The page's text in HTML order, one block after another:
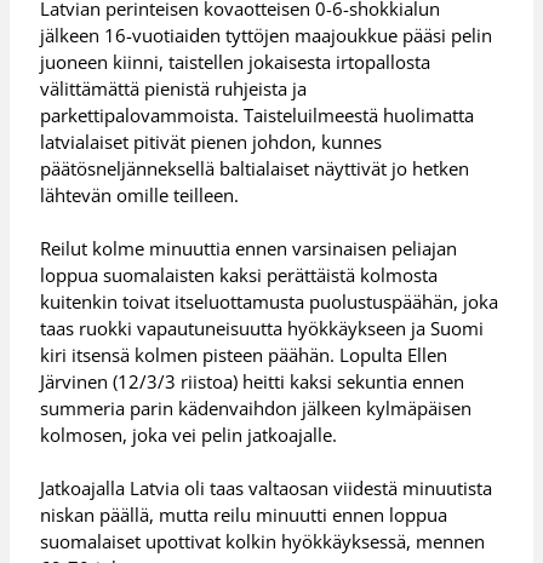
Latvian perinteisen kovaotteisen 0-6-shokkialun
jälkeen 16-vuotiaiden tyttöjen maajoukkue pääsi pelin
juoneen kiinni, taistellen jokaisesta irtopallosta
välittämättä pienistä ruhjeista ja
parkettipalovammoista. Taisteluilmeestä huolimatta
latvialaiset pitivät pienen johdon, kunnes
päätösneljänneksellä baltialaiset näyttivät jo hetken
lähtevän omille teilleen.
Reilut kolme minuuttia ennen varsinaisen peliajan
loppua suomalaisten kaksi perättäistä kolmosta
kuitenkin toivat itseluottamusta puolustuspäähän, joka
taas ruokki vapautuneisuutta hyökkäykseen ja Suomi
kiri itsensä kolmen pisteen päähän. Lopulta Ellen
Järvinen (12/3/3 riistoa) heitti kaksi sekuntia ennen
summeria parin kädenvaihdon jälkeen kylmäpäisen
kolmosen, joka vei pelin jatkoajalle.
Jatkoajalla Latvia oli taas valtaosan viidestä minuutista
niskan päällä, mutta reilu minuutti ennen loppua
suomalaiset upottivat kolkin hyökkäyksessä, mennen